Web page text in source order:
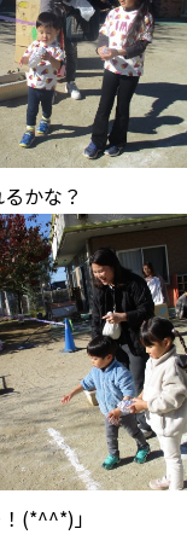
かな？
(*^^*)」